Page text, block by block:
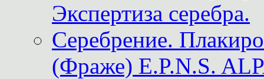
Экспертиза серебра.
Серебрение.
(Фраже) E.P.N.S.